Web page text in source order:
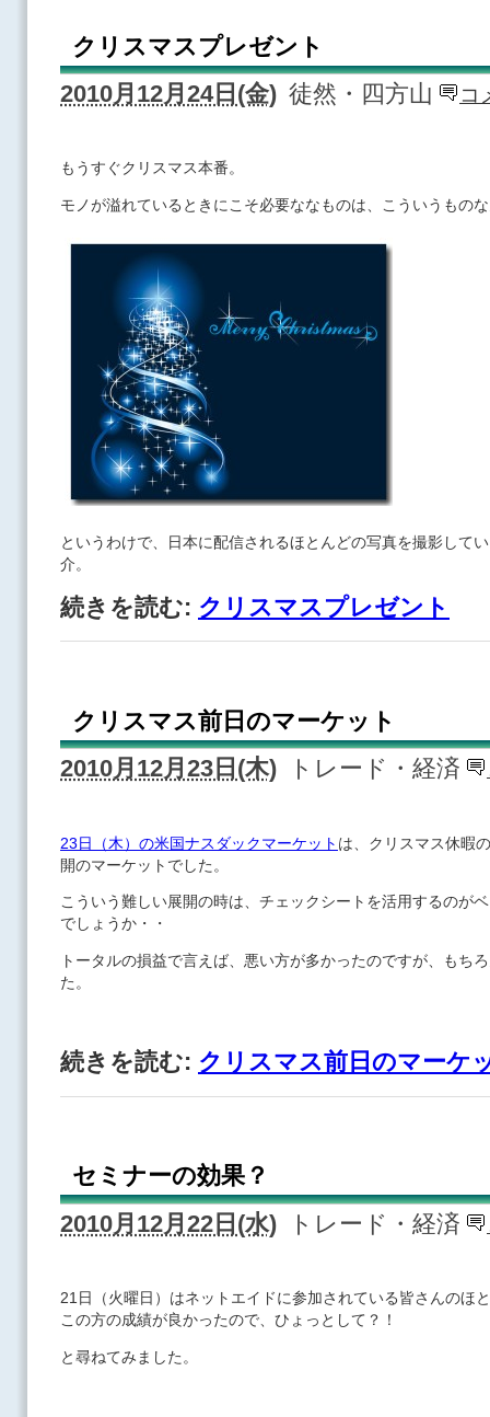
クリスマスプレゼント
2010月12月24日(金) 徒然・四方山 コ
もうすぐクリスマス本番。
モノが溢れているときにこそ必要ななものは、こういうもの
というわけで、日本に配信されるほとんどの写真を撮影して
介。
続きを読む: クリスマスプレゼント
クリスマス前日のマーケット
2010月12月23日(木)
トレード・経済
23日（木）の米国ナスダックマーケット は、クリスマス休暇
開のマーケットでした。
こういう難しい展開の時は、チェックシートを活用するのが
でしょうか・・
トータルの損益で言えば、悪い方が多かったのですが、もち
た。
続きを読む: クリスマス前日のマーケ
セミナーの効果？
2010月12月22日(水)
トレード・経済
21日（火曜日）はネットエイドに参加されている皆さんのほ
この方の成績が良かったので、ひょっとして？！
と尋ねてみました。